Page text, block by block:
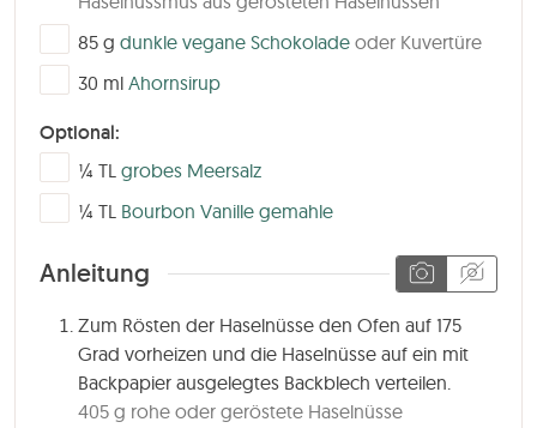
▢
85 g dunkle vegane Schokolade oder Kuvertüre
▢
30 ml Ahornsirup
Optional:
▢
¼ TL grobes Meersalz
▢
¼ TL Bourbon Vanille gemahle
Anleitung
Zum Rösten der Haselnüsse den Ofen auf 175
Grad vorheizen und die Haselnüsse auf ein mit
Backpapier ausgelegtes Backblech verteilen.
405 g rohe oder geröstete Haselnüsse